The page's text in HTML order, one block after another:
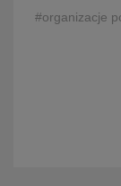
#organizacje